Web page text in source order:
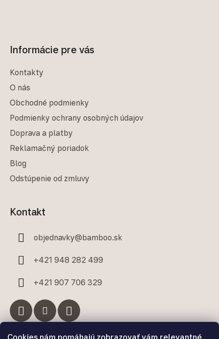
Cookies nám pomáhajú zobrazovať vám relevantné
Informácie pre vás
Kontakty
O nás
Obchodné podmienky
Podmienky ochrany osobných údajov
Doprava a platby
Reklamačný poriadok
Blog
Odstúpenie od zmluvy
Kontakt
objednavky@bamboo.sk
+421 948 282 499
+421 907 706 329